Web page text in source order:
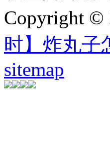
Copyright ©
时】炸丸子
sitemap